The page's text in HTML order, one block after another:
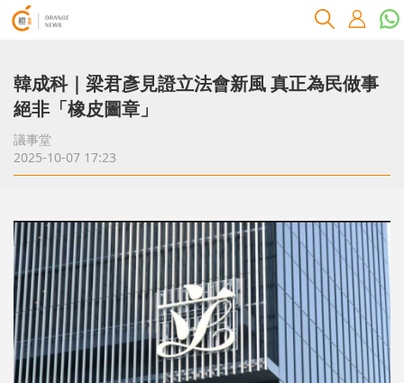
韓成科｜梁君彥見證立法會新風 真正為民做事
絕非「橡皮圖章」
議事堂
2025-10-07 17:23